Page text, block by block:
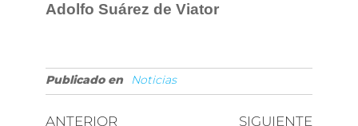
Adolfo Suárez de Viator
Publicado en Noticias
ANTERIOR
SIGUIENTE